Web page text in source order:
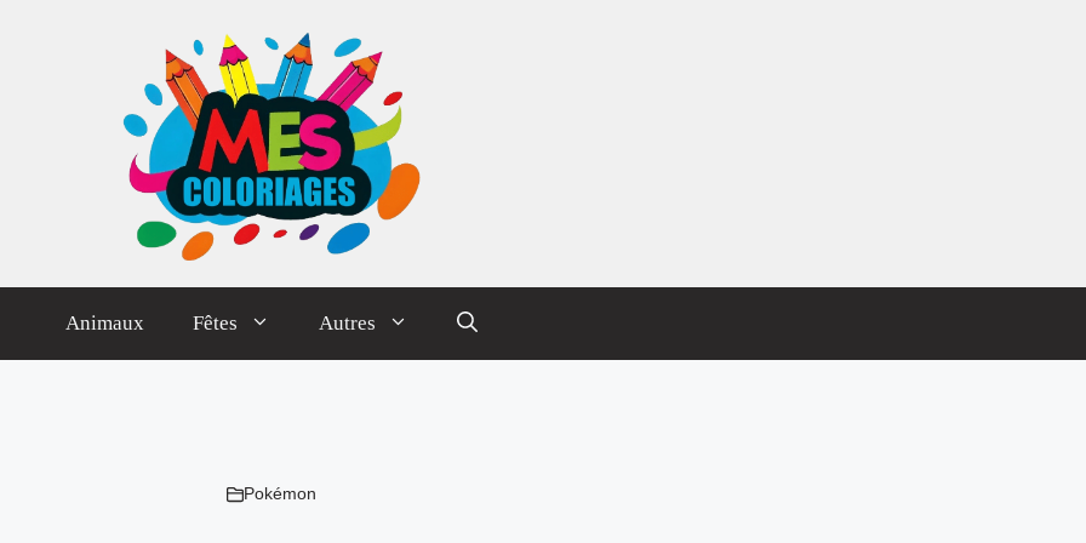
Animaux Fêtes Autres
Pokémon